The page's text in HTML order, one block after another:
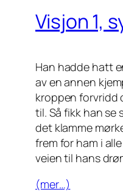
Visjon 1,
Han hadde hatt
av en annen
kroppen forvridd
til. Så fikk han
det klamme
frem for ham i
veien til hans
(mer…)